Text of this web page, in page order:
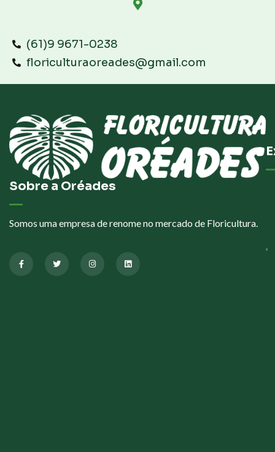
(61)9 9671-0238
floriculturaoreades@gmail.com
Sobre a Oréades
Somos uma empresa de renome no mercado de Floricultura.